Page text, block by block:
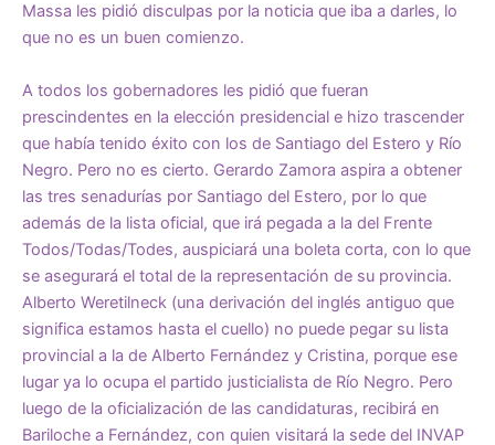
Massa les pidió disculpas por la noticia que iba a darles, lo
que no es un buen comienzo.
A todos los gobernadores les pidió que fueran
prescindentes en la elección presidencial e hizo trascender
que había tenido éxito con los de Santiago del Estero y Río
Negro. Pero no es cierto. Gerardo Zamora aspira a obtener
las tres senadurías por Santiago del Estero, por lo que
además de la lista oficial, que irá pegada a la del Frente
Todos/Todas/Todes, auspiciará una boleta corta, con lo que
se asegurará el total de la representación de su provincia.
Alberto Weretilneck (una derivación del inglés antiguo que
significa estamos hasta el cuello) no puede pegar su lista
provincial a la de Alberto Fernández y Cristina, porque ese
lugar ya lo ocupa el partido justicialista de Río Negro. Pero
luego de la oficialización de las candidaturas, recibirá en
Bariloche a Fernández, con quien visitará la sede del INVAP